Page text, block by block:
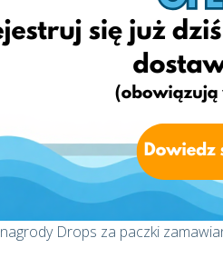
się z Biurem Obsługi Klienta by
przez ostatnie 5
Drops za paczki